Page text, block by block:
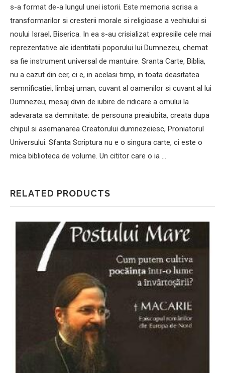
s-a format de-a lungul unei istorii. Este memoria scrisa a
transformarilor si cresterii morale si religioase a vechiului si
noului Israel, Biserica. In ea s-au crisializat expresiile cele mai
reprezentative ale identitatii poporului lui Dumnezeu, chemat
sa fie instrument universal de mantuire. Sranta Carte, Biblia,
nu a cazut din cer, ci e, in acelasi timp, in toata deasitatea
semnificatiei, limbaj uman, cuvant al oamenilor si cuvant al lui
Dumnezeu, mesaj divin de iubire de ridicare a omului la
adevarata sa demnitate: de persouna preaiubita, creata dupa
chipul si asemanarea Creatorului dumnezeiesc, Proniatorul
Universului. Sfanta Scriptura nu e o singura carte, ci este o
mica biblioteca de volume. Un cititor care o ia …
RELATED PRODUCTS